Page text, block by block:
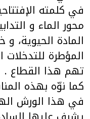
في كلمته
محور الماء و
المادة الحيوية،
المؤطرة
تهم هذا القطاع .
كما نوّه بهذه
في هذا الورش